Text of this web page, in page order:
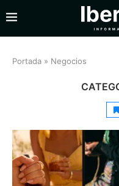
Portada » Negocios